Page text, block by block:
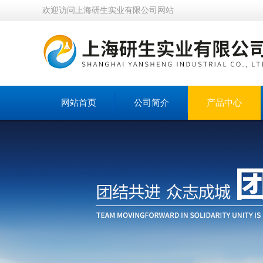
欢迎访问上海研生实业有限公司网站
网站首页 公司简介 产品中心